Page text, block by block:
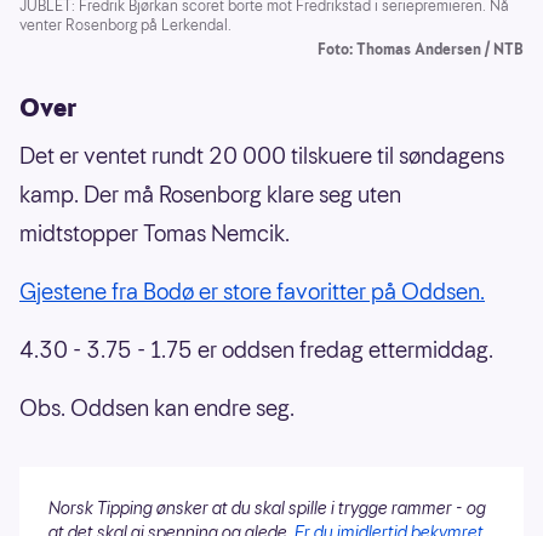
JUBLET: Fredrik Bjørkan scoret borte mot Fredrikstad i seriepremieren. Nå
venter Rosenborg på Lerkendal.
Foto: Thomas Andersen / NTB
Over
Det er ventet rundt 20 000 tilskuere til søndagens
kamp. Der må Rosenborg klare seg uten
midtstopper Tomas Nemcik.
Gjestene fra Bodø er store favoritter på Oddsen.
4.30 - 3.75 - 1.75 er oddsen fredag ettermiddag.
Obs. Oddsen kan endre seg.
Norsk Tipping ønsker at du skal spille i trygge rammer - og